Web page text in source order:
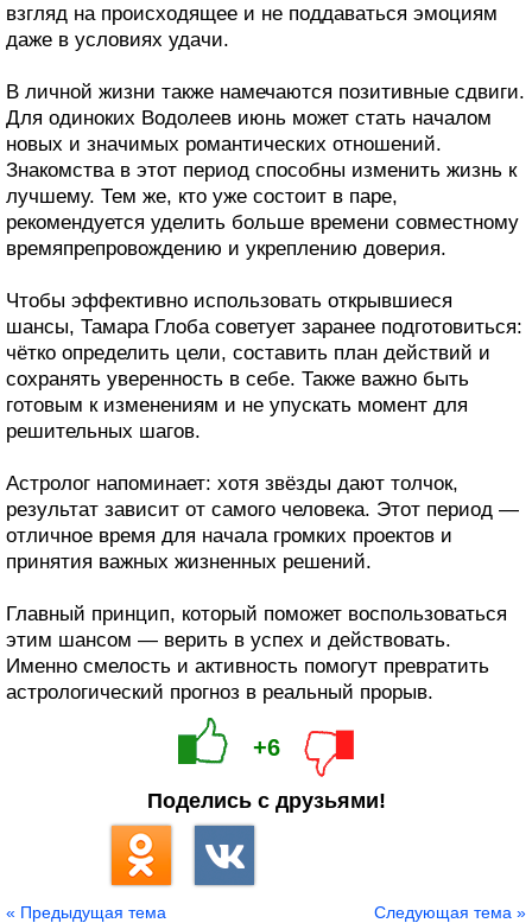
взгляд на происходящее и не поддаваться эмоциям
даже в условиях удачи.
В личной жизни также намечаются позитивные сдвиги.
Для одиноких Водолеев июнь может стать началом
новых и значимых романтических отношений.
Знакомства в этот период способны изменить жизнь к
лучшему. Тем же, кто уже состоит в паре,
рекомендуется уделить больше времени совместному
времяпрепровождению и укреплению доверия.
Чтобы эффективно использовать открывшиеся
шансы, Тамара Глоба советует заранее подготовиться:
чётко определить цели, составить план действий и
сохранять уверенность в себе. Также важно быть
готовым к изменениям и не упускать момент для
решительных шагов.
Астролог напоминает: хотя звёзды дают толчок,
результат зависит от самого человека. Этот период —
отличное время для начала громких проектов и
принятия важных жизненных решений.
Главный принцип, который поможет воспользоваться
этим шансом — верить в успех и действовать.
Именно смелость и активность помогут превратить
астрологический прогноз в реальный прорыв.
+6
Поделись с друзьями!
« Предыдущая тема Следующая тема »